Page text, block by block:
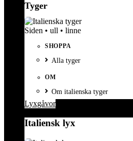
Tyger
Siden • ull • linne
SHOPPA
Alla tyger
OM
Om italienska tyger
Lyxgåvor
Italiensk lyx